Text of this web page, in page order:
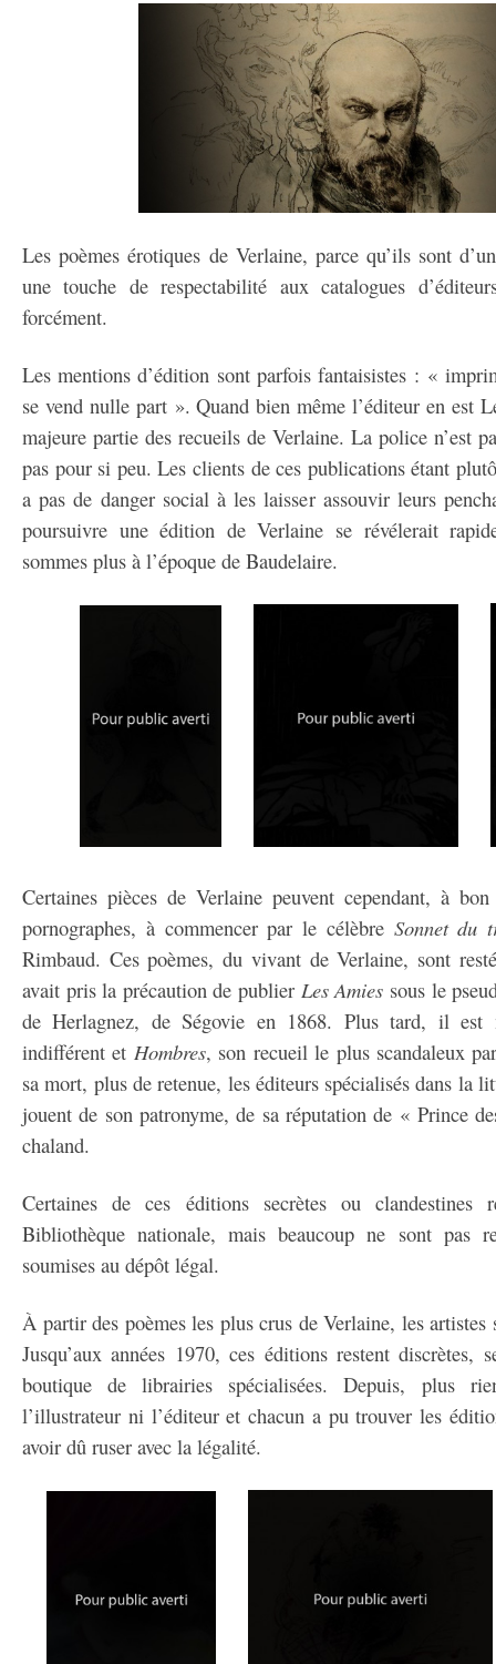
Les poèmes érotiques de Verlaine, parce qu’ils sont
une touche de respectabilité aux catalogues
forcément.
Les mentions d’édition sont parfois fantaisistes : «
se vend nulle part ». Quand bien même l’éditeur en est
majeure partie des recueils de Verlaine. La police n’est
pas pour si peu. Les clients de ces publications étant
a pas de danger social à les laisser assouvir leurs
poursuivre une édition de Verlaine se révélerait
sommes plus à l’époque de Baudelaire.
Certaines pièces de Verlaine peuvent cependant, à
pornographes, à commencer par le célèbre Sonnet du
Rimbaud. Ces poèmes, du vivant de Verlaine, sont
avait pris la précaution de publier Les Amies sous le
de Herlagnez, de Ségovie en 1868. Plus tard, il est
indifférent et Hombres, son recueil le plus scandaleux
sa mort, plus de retenue, les éditeurs spécialisés dans la
jouent de son patronyme, de sa réputation de « Prince
chaland.
Certaines de ces éditions secrètes ou clandestines
Bibliothèque nationale, mais beaucoup ne sont pas
soumises au dépôt légal.
À partir des poèmes les plus crus de Verlaine, les
Jusqu’aux années 1970, ces éditions restent discrètes,
boutique de librairies spécialisées. Depuis, plus
l’illustrateur ni l’éditeur et chacun a pu trouver les
avoir dû ruser avec la légalité.